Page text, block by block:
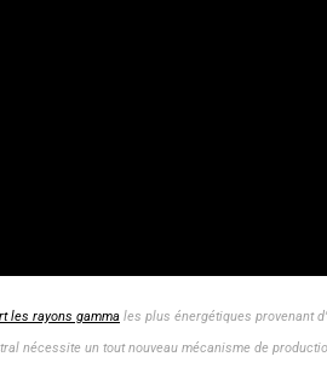
les rayons gamma les plus énergétiques provenant
nécessite un tout nouveau mécanisme de